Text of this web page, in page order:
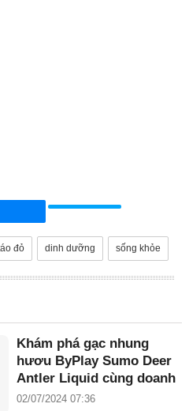
đỏ dinh dưỡng sống khỏe
Khám phá gạc nhung
hươu ByPlay Sumo Deer
Antler Liquid cùng doanh
nhân Maria Tuyền
02/07/2024 07:36